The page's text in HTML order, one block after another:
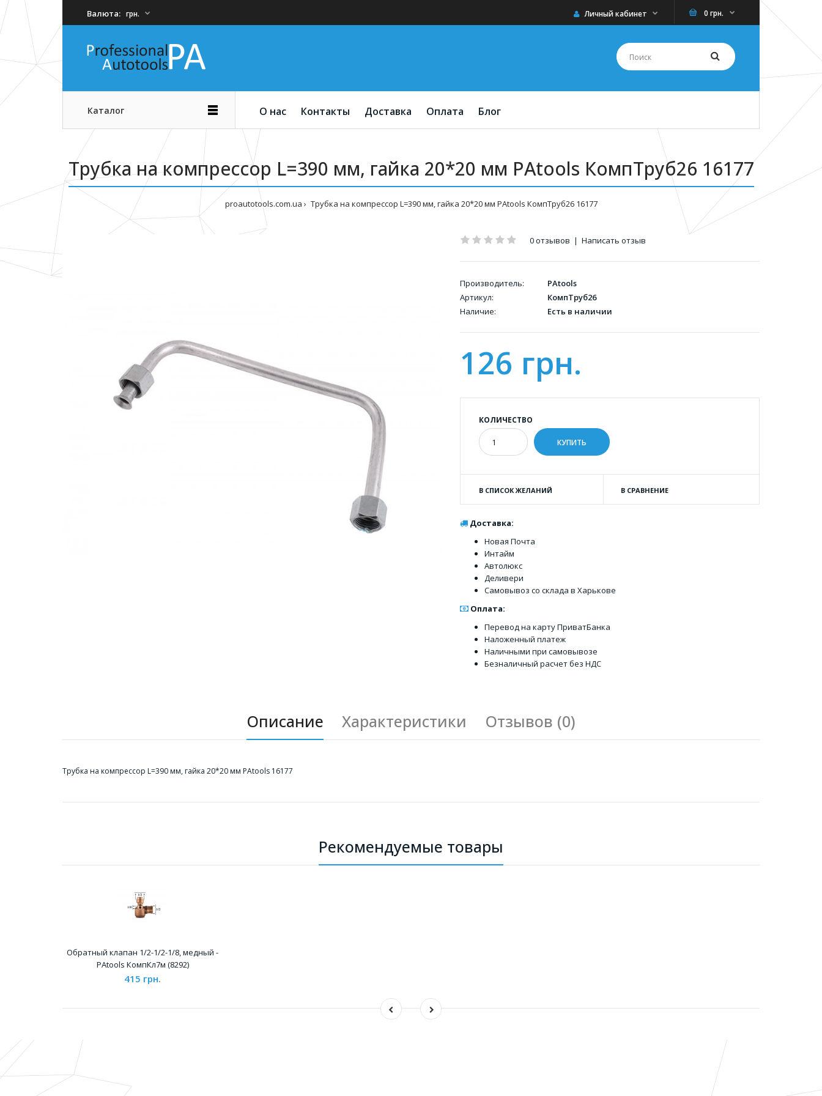
0 грн.
Личный кабинет
Валюта: грн.
Каталог О нас Контакты Доставка Оплата Блог
Трубка на компрессор L=390 мм, гайка 20*20 мм PAtools КомпТруб26 16177
proautotools.com.ua Трубка на компрессор L=390 мм, гайка 20*20 мм PAtools КомпТруб26 16177
0 отзывов | Написать отзыв
Производитель:
PAtools
Артикул:
КомпТруб26
Наличие:
Есть в наличии
126 грн.
КОЛИЧЕСТВО
В СПИСОК ЖЕЛАНИЙ В СРАВНЕНИЕ
Доставка:
Новая Почта
Интайм
Автолюкс
Деливери
Самовывоз со склада в Харькове
Оплата:
Перевод на карту ПриватБанка
Наложенный платеж
Наличными при самовывозе
Безналичный расчет без НДС
Описание Характеристики Отзывов (0)
Трубка на компрессор L=390 мм, гайка 20*20 мм PAtools 16177
Рекомендуемые товары
Обратный клапан 1/2-1/2-1/8, медный -
PAtools КомпКл7м (8292)
415 грн.